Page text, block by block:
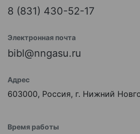
8 (831) 430-52-17
Электронная почта
bibl@nngasu.ru
Адрес
603000, Россия, г. Нижний
Время работы